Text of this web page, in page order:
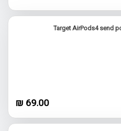
69.00 ₪